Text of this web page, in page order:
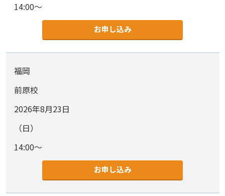
14:00～
お申し込み
福岡
前原校
2026年8月23日
（日）
14:00～
お申し込み